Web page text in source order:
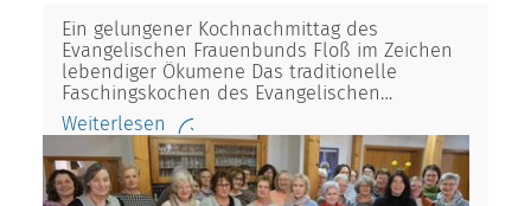
Ein gelungener Kochnachmittag des
Evangelischen Frauenbunds Floß im Zeichen
lebendiger Ökumene Das traditionelle
Faschingskochen des Evangelischen…
Weiterlesen